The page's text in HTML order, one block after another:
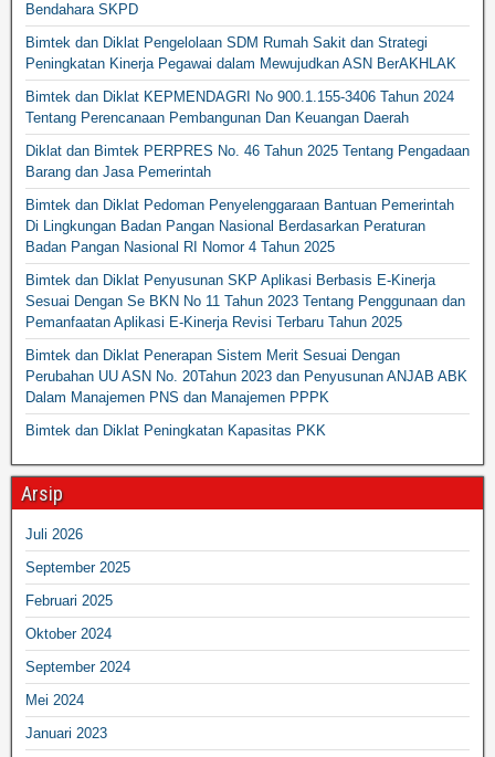
Bendahara SKPD
Bimtek dan Diklat Pengelolaan SDM Rumah Sakit dan Strategi
Peningkatan Kinerja Pegawai dalam Mewujudkan ASN BerAKHLAK
Bimtek dan Diklat KEPMENDAGRI No 900.1.155-3406 Tahun 2024
Tentang Perencanaan Pembangunan Dan Keuangan Daerah
Diklat dan Bimtek PERPRES No. 46 Tahun 2025 Tentang Pengadaan
Barang dan Jasa Pemerintah
Bimtek dan Diklat Pedoman Penyelenggaraan Bantuan Pemerintah
Di Lingkungan Badan Pangan Nasional Berdasarkan Peraturan
Badan Pangan Nasional RI Nomor 4 Tahun 2025
Bimtek dan Diklat Penyusunan SKP Aplikasi Berbasis E-Kinerja
Sesuai Dengan Se BKN No 11 Tahun 2023 Tentang Penggunaan dan
Pemanfaatan Aplikasi E-Kinerja Revisi Terbaru Tahun 2025
Bimtek dan Diklat Penerapan Sistem Merit Sesuai Dengan
Perubahan UU ASN No. 20Tahun 2023 dan Penyusunan ANJAB ABK
Dalam Manajemen PNS dan Manajemen PPPK
Bimtek dan Diklat Peningkatan Kapasitas PKK
Arsip
Juli 2026
September 2025
Februari 2025
Oktober 2024
September 2024
Mei 2024
Januari 2023